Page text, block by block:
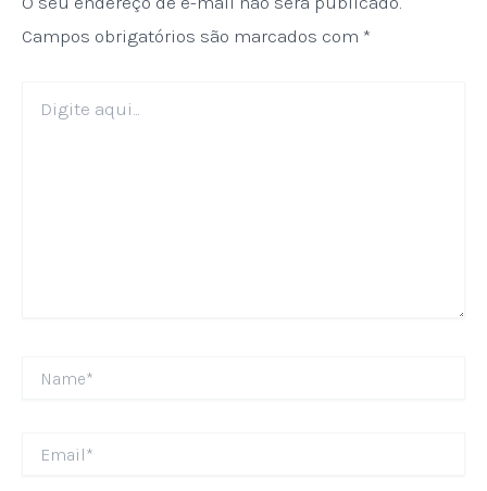
Campos obrigatórios são marcados com *
aqui...